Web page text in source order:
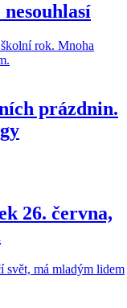
prázdnin.
26. června,